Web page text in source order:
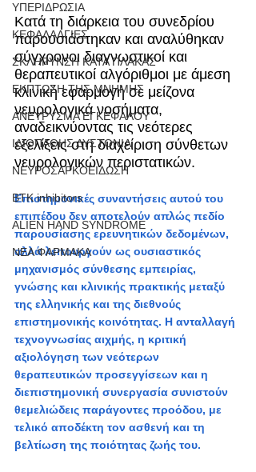
ΥΠΕΡΙΔΡΩΣΙΑ
ΚΕΦΑΛΑΛΓΙΕΣ
ΣΚΛΗΡΥΝΣΗ ΚΑΤΑ ΠΛΑΚΑΣ
ΕΚΠΤΩΣΗ ΤΗΣ ΜΝΗΜΗΣ
ΑΝΕΥΡΥΣΜΑ ΕΓΚΕΦΑΛΟΥ
ΙΔΙΟΠΑΘΗΣ ΔΥΣΤΟΝΙΑ
ΝΕΥΡΟΣΑΡΚΟΕΙΔΩΣΗ
BTK inhibitors
ALIEN HAND SYNDROME
ΝΕΑ ΦΑΡΜΑΚΑ
Κατά τη διάρκεια του συνεδρίου
παρουσιάστηκαν και αναλύθηκαν
σύγχρονοι διαγνωστικοί και
θεραπευτικοί αλγόριθμοι με άμεση
κλινική εφαρμογή σε μείζονα
νευρολογικά νοσήματα,
αναδεικνύοντας τις νεότερες
εξελίξεις στη διαχείριση σύνθετων
νευρολογικών περιστατικών.
Επιστημονικές συναντήσεις αυτού του
επιπέδου δεν αποτελούν απλώς πεδίο
παρουσίασης ερευνητικών δεδομένων,
αλλά λειτουργούν ως ουσιαστικός
μηχανισμός σύνθεσης εμπειρίας,
γνώσης και κλινικής πρακτικής μεταξύ
της ελληνικής και της διεθνούς
επιστημονικής κοινότητας. Η ανταλλαγή
τεχνογνωσίας αιχμής, η κριτική
αξιολόγηση των νεότερων
θεραπευτικών προσεγγίσεων και η
διεπιστημονική συνεργασία συνιστούν
θεμελιώδεις παράγοντες προόδου, με
τελικό αποδέκτη τον ασθενή και τη
βελτίωση της ποιότητας ζωής του.